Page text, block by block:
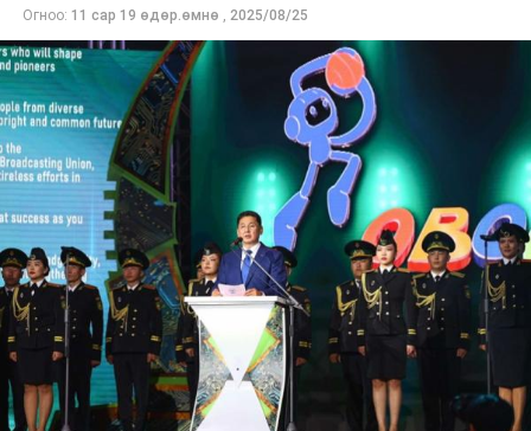
Огноо: 11 сар 19 өдөр.өмнө , 2025/08/25